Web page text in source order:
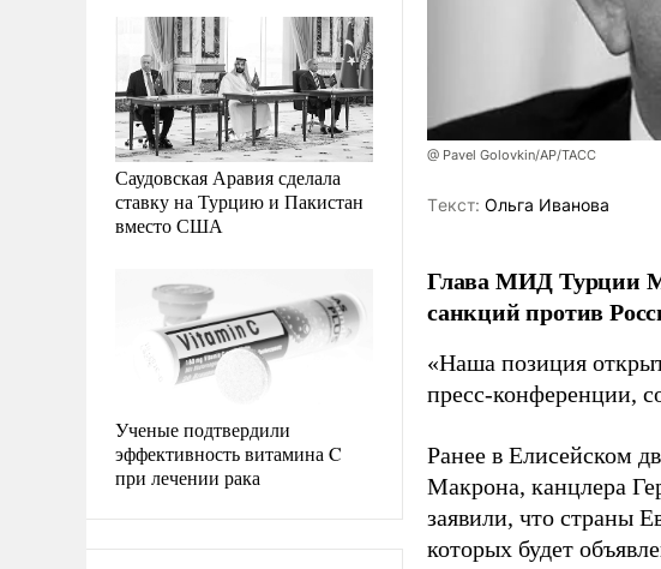
Саудовская Аравия сделала
ставку на Турцию и Пакистан
вместо США
Ученые подтвердили
эффективность витамина C
при лечении рака
@ Pavel Golovkin/АР/ТАСС
Tекст: Ольга Иванова
Глава МИД Турции
санкций против
«Наша позиция
пресс-конференции,
Ранее в Елисейском
Макрона, канцлера
заявили, что страны
которых будет